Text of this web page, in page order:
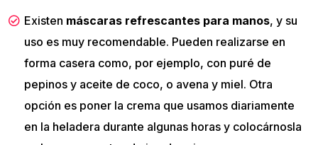
Existen máscaras refrescantes para manos, y su
uso es muy recomendable. Pueden realizarse en
forma casera como, por ejemplo, con puré de
pepinos y aceite de coco, o avena y miel. Otra
opción es poner la crema que usamos diariamente
en la heladera durante algunas horas y colocárnosla